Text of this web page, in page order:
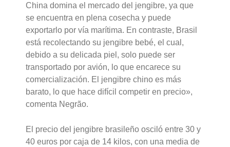
China domina el mercado del jengibre, ya que
se encuentra en plena cosecha y puede
exportarlo por vía marítima. En contraste, Brasil
está recolectando su jengibre bebé, el cual,
debido a su delicada piel, solo puede ser
transportado por avión, lo que encarece su
comercialización. El jengibre chino es más
barato, lo que hace difícil competir en precio»,
comenta Negrão.
El precio del jengibre brasileño osciló entre 30 y
40 euros por caja de 14 kilos, con una media de